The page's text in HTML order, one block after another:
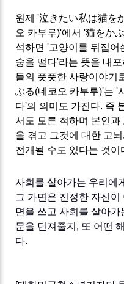
원제 '泣きたい私は猫を
오 카부루)'에서'猫をか
석하면'고양이를 뒤집어
숭을 떨다'라는 뜻을 내
들의 풋풋한 사랑이야기
ぶる(네코오 카부루)'는'
다'의 의미도 가진다. 즉
서도 모른 척하며 본인
을 겪고 그것에 대한 고
전개될 수도 있다는 것이
사회를 살아가는 우리에
그 가면은 진정한 자신
면을 쓰고 사회를 살아
문을 던져줄지, 또 어떤
다.